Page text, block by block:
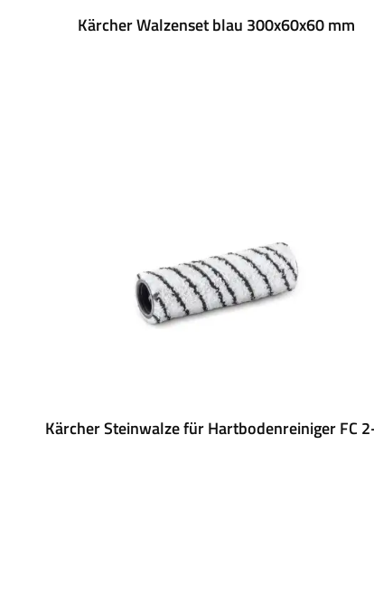
Kärcher Walzenset blau 300x60x60 mm
Kärcher Steinwalze für Hartbodenreiniger FC